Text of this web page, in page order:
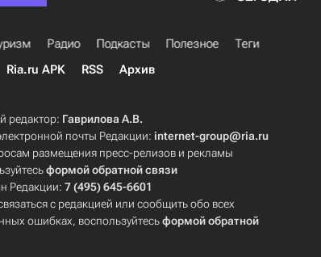
Радио Подкасты Полезное
Теги
Ria.ru APK RSS Архив
редактор: Гаврилова А.В.
почты Редакции:internet-group@ria.ru
размещения пресс-релизов и рекламы
формой обратной связи
Редакции:7 (495) 645-6601
с редакцией или сообщить обо всех
ошибках, воспользуйтесьформой обратной